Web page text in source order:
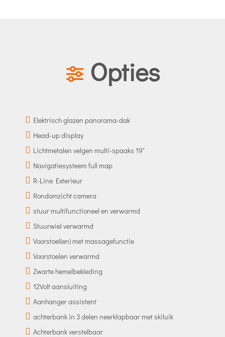
Opties
Elektrisch glazen panorama-dak
Head-up display
Lichtmetalen velgen multi-spaaks 19"
Navigatiesysteem full map
R-Line Exterieur
Rondomzicht camera
stuur multifunctioneel en verwarmd
Stuurwiel verwarmd
Voorstoel(en) met massagefunctie
Voorstoelen verwarmd
Zwarte hemelbekleding
12Volt aansluiting
Aanhanger assistent
achterbank in 3 delen neerklapbaar met skiluik
Achterbank verstelbaar